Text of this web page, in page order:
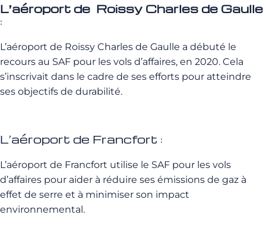
L’aéroport de Roissy Charles de Gaulle
:
L’aéroport de Roissy Charles de Gaulle a débuté le
recours au SAF pour les vols d’affaires, en 2020. Cela
s’inscrivait dans le cadre de ses efforts pour atteindre
ses objectifs de durabilité.
L’aéroport de Francfort :
L’aéroport de Francfort utilise le SAF pour les vols
d’affaires pour aider à réduire ses émissions de gaz à
effet de serre et à minimiser son impact
environnemental.